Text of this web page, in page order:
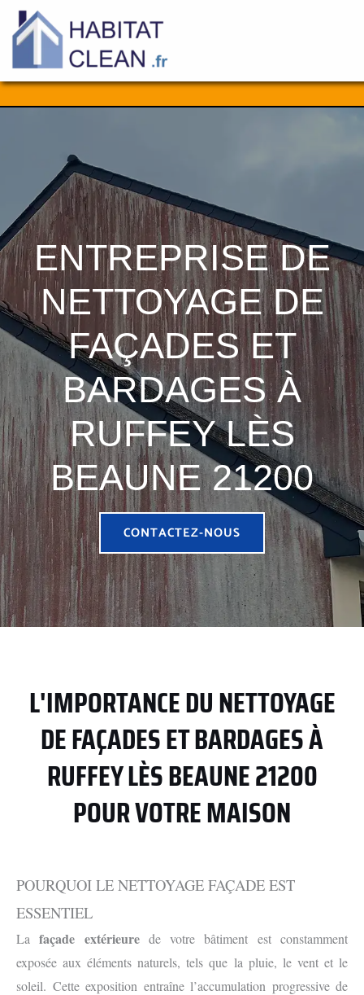
Aller
ENTREPRISE DE
NETTOYAGE DE
FAÇADES ET
BARDAGES À
RUFFEY LÈS
BEAUNE 21200
CONTACTEZ-NOUS
L'IMPORTANCE DU NETTOYAGE
DE FAÇADES ET BARDAGES À
RUFFEY LÈS BEAUNE 21200
POUR VOTRE MAISON
POURQUOI LE NETTOYAGE FAÇADE EST
ESSENTIEL
Lafaçade extérieurede votre bâtiment est constamment
exposée aux éléments naturels, tels que la pluie, le vent et le
soleil. Cette exposition entraîne l’accumulation progressive de